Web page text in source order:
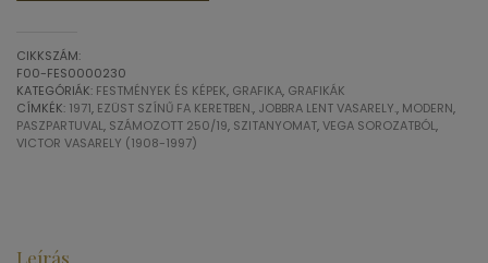
1971
mennyiség
CIKKSZÁM:
F00-FES0000230
KATEGÓRIÁK: FESTMÉNYEK ÉS KÉPEK, GRAFIKA, GRAFIKÁK
CÍMKÉK: 1971, EZÜST SZÍNŰ FA KERETBEN., JOBBRA LENT VASARELY., MODERN,
PASZPARTUVAL, SZÁMOZOTT 250/19, SZITANYOMAT,VEGA SOROZATBÓL,
VICTOR VASARELY (1908-1997)
Leírás